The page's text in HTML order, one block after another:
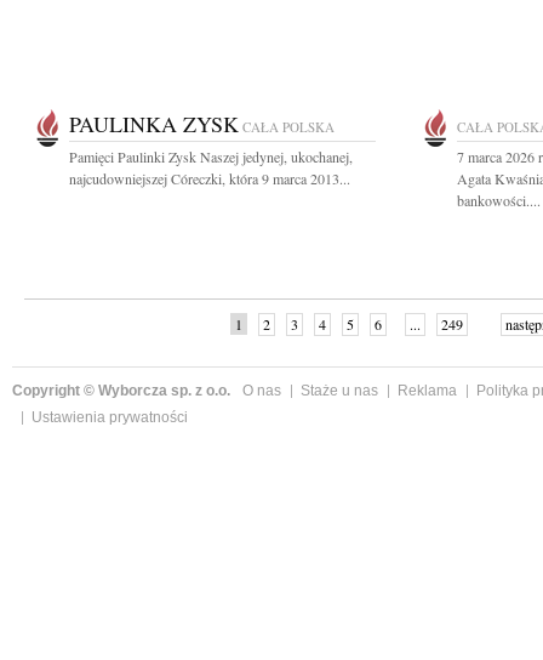
PAULINKA ZYSK CAŁA POLSKA
Pamięci Paulinki Zysk Naszej jedynej, ukochanej,
najcudowniejszej Córeczki, która 9 marca 2013...
CAŁA
7 marca 2026
Agata
bankowości....
1 2 3 4 5 6 ... 249
Copyright © Wyborcza sp. z o.o. O nas Staże u nas Reklama
Polityka
Ustawienia prywatności